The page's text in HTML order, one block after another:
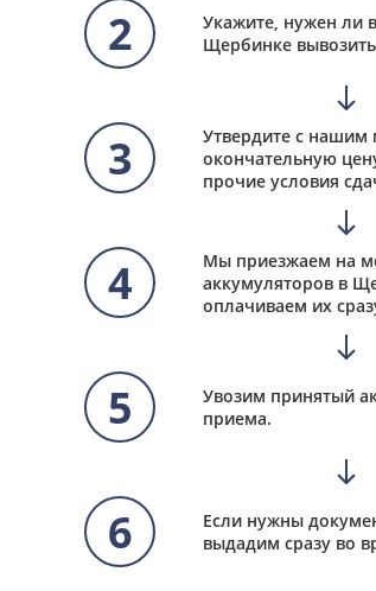
2
Укажите, нужен ли
Щербинке
3
Утвердите с
окончательную
прочие условия
4
Мы приезжаем на
аккумуляторов в
оплачиваем их
5
Увозим принятый
приема.
6
Если нужны
выдадим сразу во